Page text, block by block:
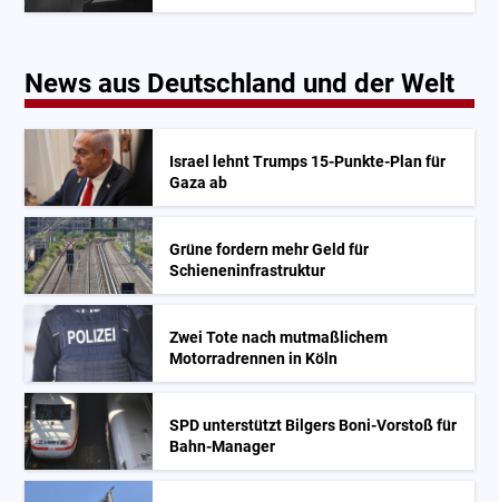
News aus Deutschland und der Welt
Israel lehnt Trumps 15-Punkte-Plan für
Gaza ab
Grüne fordern mehr Geld für
Schieneninfrastruktur
Zwei Tote nach mutmaßlichem
Motorradrennen in Köln
SPD unterstützt Bilgers Boni-Vorstoß für
Bahn-Manager